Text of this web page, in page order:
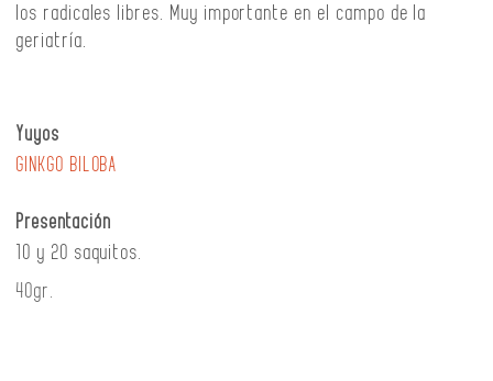
los radicales libres. Muy importante en el campo de la
geriatría.
Yuyos
GINKGO BILOBA
Presentación
10 y 20 saquitos.
40gr.